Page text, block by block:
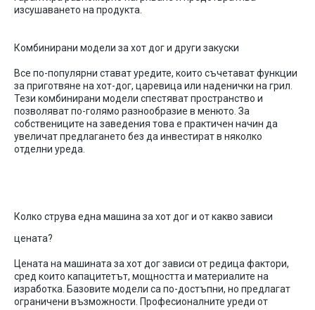
изсушаването на продукта
Комбинирани модели за хот доги други закуски
Все по-популярни ставатуредите, които съчетаватфункции
за приготвяне на хот-дог, царевица или наденички на грил
Тези комбинирани модели спестяватпространство и
позволяватпо-голямо разнообразие в менюто За
собствениците на заведения това е практичен начин да
увеличатпредлагането без да инвестиратв няколко
отделни уреда
Колко струва една машина за хот доги откакво зависи
цената?
Цената на машината за хот догзависи отредица фактори,
сред които капацитетът, мощността и материалите на
изработка Базовите модели са по-достъпни, но предлагат
ограничени възможности Професионалните уреди от